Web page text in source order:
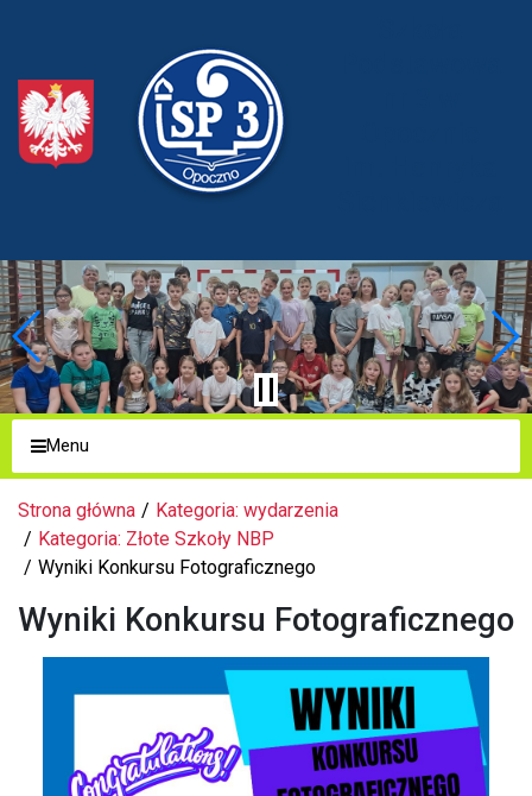
Menu
Strona główna
Kategoria: wydarzenia
Kategoria: Złote Szkoły NBP
Wyniki Konkursu Fotograficznego
Wyniki Konkursu Fotograficznego